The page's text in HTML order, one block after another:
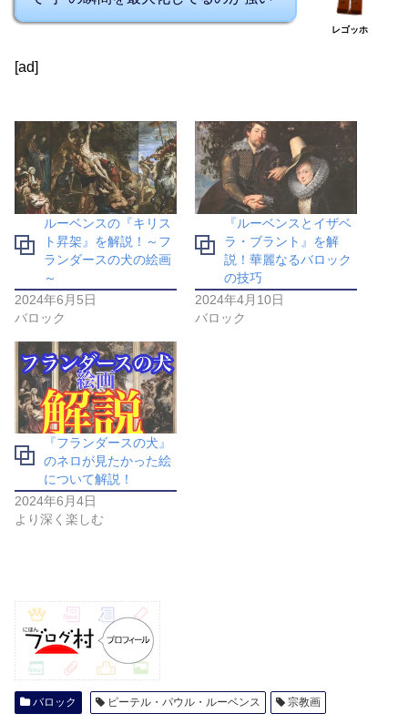
レゴッホ
[ad]
ルーベンスの『キリス
ト昇架』を解説！～フ
ランダースの犬の絵画
～
2024年6月5日
バロック
『ルーベンスとイザベ
ラ・ブラント』を解
説！華麗なるバロック
の技巧
2024年4月10日
バロック
『フランダースの犬』
のネロが見たかった絵
について解説！
2024年6月4日
より深く楽しむ
バロック ピーテル・パウル・ルーベンス 宗教画